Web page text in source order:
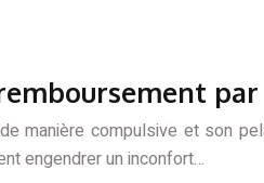
par
manière compulsive et son
engendrer un inconfort…